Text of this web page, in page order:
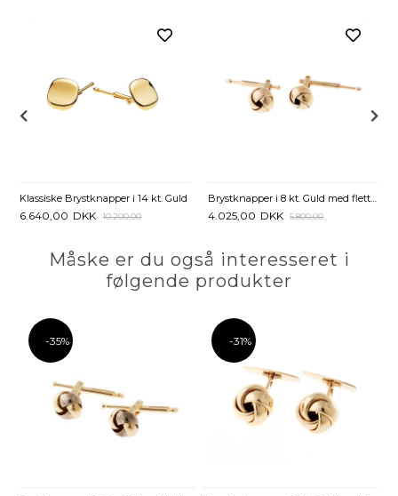
Klassiske Brystknapper i 14 kt. Guld
6.640,00 DKK 10.200,00
Brystknapper i 8 kt. Guld med flettet Knuder - 7 mm
4.025,00 DKK 5.800,00
Måske er du også interesseret i
følgende produkter
-35% -31%